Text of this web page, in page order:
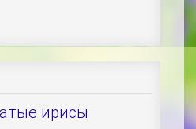
ирисы